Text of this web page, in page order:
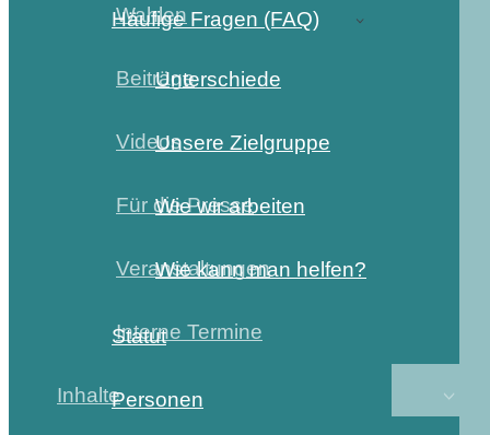
Wahlen
Beiträge
Videos
Für die Presse
Veranstaltungen
Interne Termine
Inhalte
Häufige Fragen (FAQ)
Unterschiede
Unsere Zielgruppe
Wie wir arbeiten
Wie kann man helfen?
Statut
Personen